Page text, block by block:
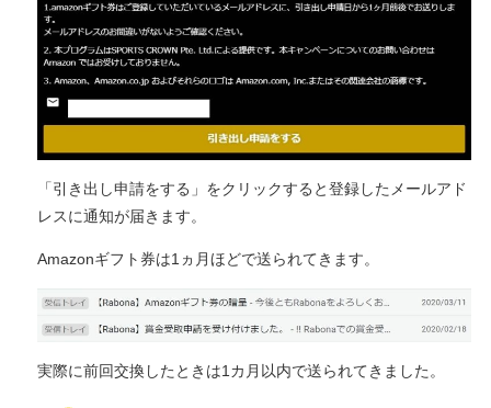
「引き出し申請をする」をクリックすると登録したメールアド
レスに通知が届きます。
Amazonギフト券は1ヵ月ほどで送られてきます。
実際に前回交換したときは1カ月以内で送られてきました。